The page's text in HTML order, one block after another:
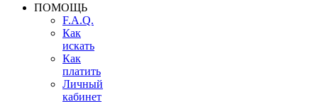
ПОМОЩЬ
F.A.Q.
Как
искать
Как
платить
Личный
кабинет